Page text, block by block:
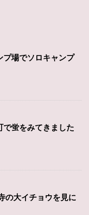
プ場でソロキャンプ
で蛍をみてきました
の大イチョウを見に